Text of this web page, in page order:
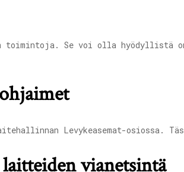
Se voi olla hyödyllistä
Levykeasemat-osiossa.
vianetsintä